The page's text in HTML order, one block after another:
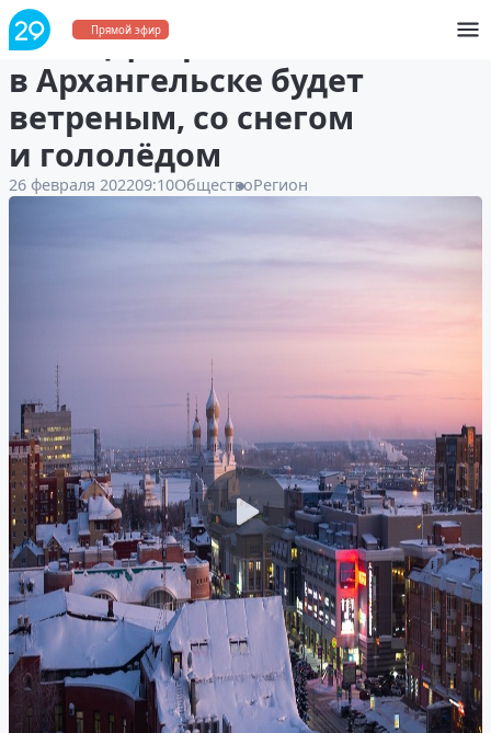
Прямой эфир
Конец февраля
в Архангельске будет
ветреным, со снегом
и гололёдом
26 февраля 202209:10ОбществоРегион